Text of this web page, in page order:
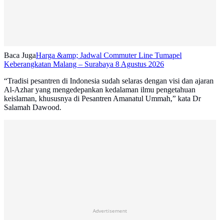
Baca JugaHarga &amp; Jadwal Commuter Line Tumapel
Keberangkatan Malang – Surabaya 8 Agustus 2026
“Tradisi pesantren di Indonesia sudah selaras dengan visi dan ajaran
Al-Azhar yang mengedepankan kedalaman ilmu pengetahuan
keislaman, khususnya di Pesantren Amanatul Ummah,” kata Dr
Salamah Dawood.
Advertisement